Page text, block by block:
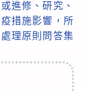
進修、研究、
措施影響，所
理原則問答集